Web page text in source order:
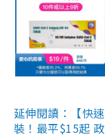
延伸閱讀：【快
裝！最平$15起